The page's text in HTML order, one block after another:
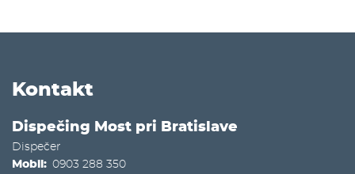
Kontakt
Dispečing Most pri Bratislave
Dispečer
Mobil
0903 288 350